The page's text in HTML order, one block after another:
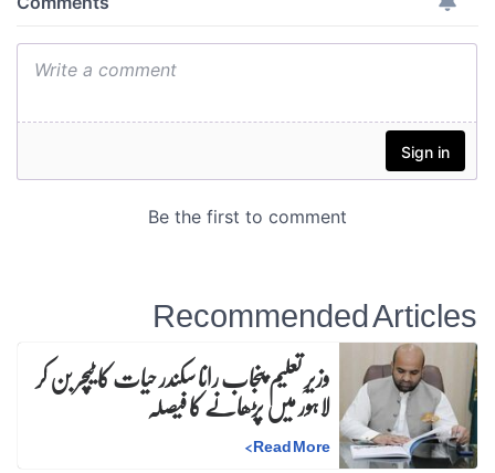
Recommended Articles
وزیرِ تعلیم پنجاب رانا سکندر حیات کا ٹیچر بن کر
لاہور میں پڑھانے کا فیصلہ
Read More
>